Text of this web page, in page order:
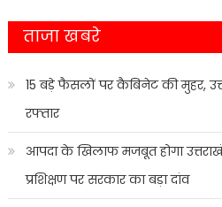
ताजा खबरे
15 बड़े फैसलों पर कैबिनेट की मुहर,
रफ्तार
आपदा के खिलाफ मजबूत होगा
प्रशिक्षण पर सरकार का बड़ा दांव